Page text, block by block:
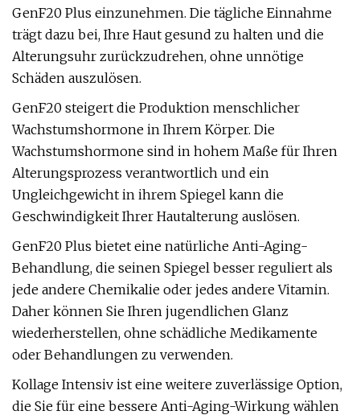
GenF20 Plus einzunehmen. Die tägliche Einnahme
trägt dazu bei, Ihre Haut gesund zu halten und die
Alterungsuhr zurückzudrehen, ohne unnötige
Schäden auszulösen.
GenF20 steigert die Produktion menschlicher
Wachstumshormone in Ihrem Körper. Die
Wachstumshormone sind in hohem Maße für Ihren
Alterungsprozess verantwortlich und ein
Ungleichgewicht in ihrem Spiegel kann die
Geschwindigkeit Ihrer Hautalterung auslösen.
GenF20 Plus bietet eine natürliche Anti-Aging-
Behandlung, die seinen Spiegel besser reguliert als
jede andere Chemikalie oder jedes andere Vitamin.
Daher können Sie Ihren jugendlichen Glanz
wiederherstellen, ohne schädliche Medikamente
oder Behandlungen zu verwenden.
Kollage Intensiv ist eine weitere zuverlässige Option,
die Sie für eine bessere Anti-Aging-Wirkung wählen